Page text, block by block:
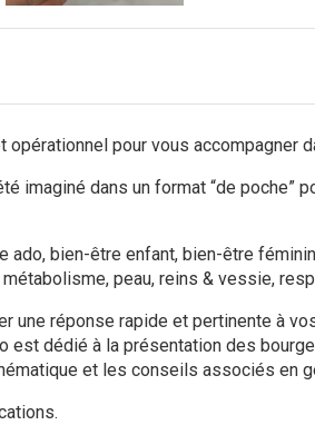
opérationnel pour vous
imaginé dans un format “de
ado, bien-être enfant, bien-être
peau, reins & vessie,
une réponse rapide et pertinente à
dédié à la présentation des
et les conseils associés en